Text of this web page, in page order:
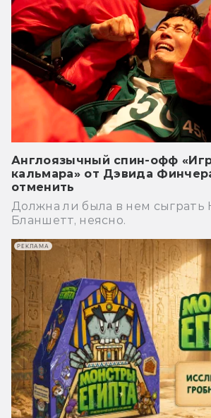
Англоязычный спин-офф
кальмара» от Дэвида
отменить
Должна ли была в нем сыграть
Бланшетт, неясно.
РЕКЛАМА